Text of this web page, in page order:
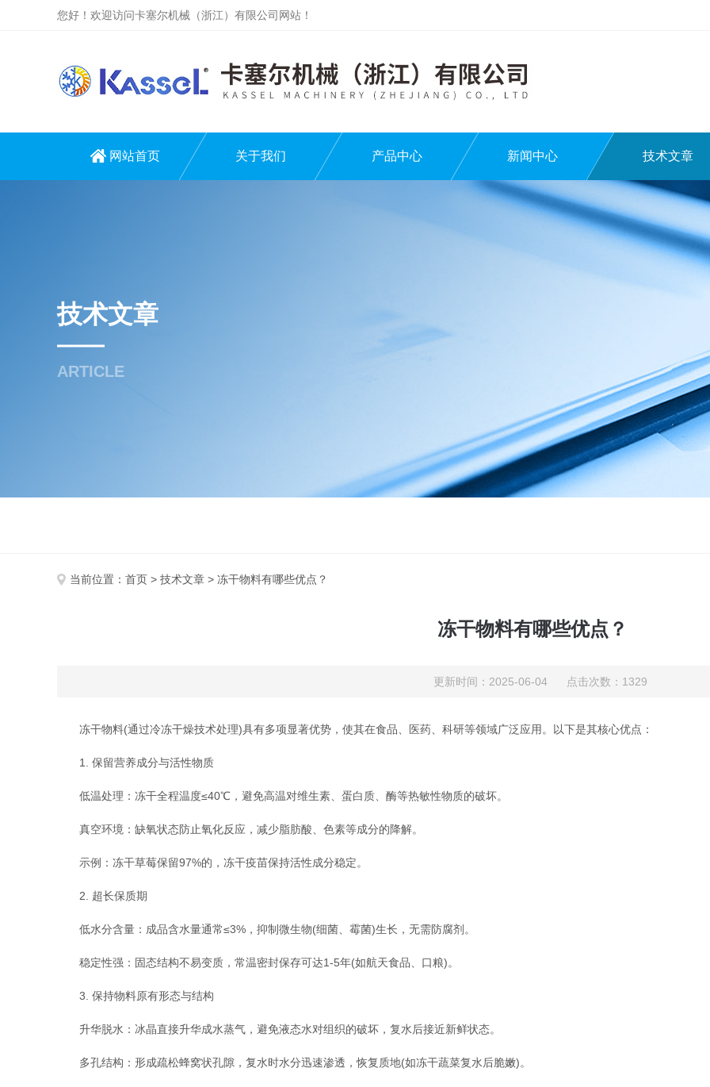
您好！欢迎访问卡塞尔机械（浙江）有限公司网站！
网站首页 关于我们 产品中心 新闻中心 技术文章
技术文章
ARTICLE
当前位置： 首页 > 技术文章 > 冻干物料有哪些优点？
冻干物料有哪些优点？
更新时间：2025-06-04 点击次数：1329
冻干物料(通过冷冻干燥技术处理)具有多项显著优势，使其在食品、医药、科研等领域广泛应用。以下是其核心优点：
1. 保留营养成分与活性物质
低温处理：冻干全程温度≤40℃，避免高温对维生素、蛋白质、酶等热敏性物质的破坏。
真空环境：缺氧状态防止氧化反应，减少脂肪酸、色素等成分的降解。
示例：冻干草莓保留97%的，冻干疫苗保持活性成分稳定。
2. 超长保质期
低水分含量：成品含水量通常≤3%，抑制微生物(细菌、霉菌)生长，无需防腐剂。
稳定性强：固态结构不易变质，常温密封保存可达1-5年(如航天食品、口粮)。
3. 保持物料原有形态与结构
升华脱水：冰晶直接升华成水蒸气，避免液态水对组织的破坏，复水后接近新鲜状态。
多孔结构：形成疏松蜂窝状孔隙，复水时水分迅速渗透，恢复质地(如冻干蔬菜复水后脆嫩)。